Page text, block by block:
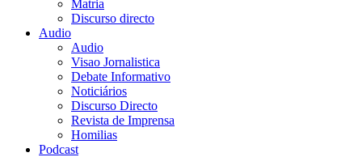
Matria
Discurso directo
Audio
Audio
Visao Jornalistica
Debate Informativo
Noticiários
Discurso Directo
Revista de Imprensa
Homilias
Podcast